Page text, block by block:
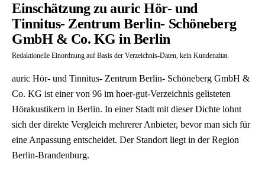
Einschätzung zu auric Hör- und
Tinnitus- Zentrum Berlin- Schöneberg
GmbH & Co. KG in Berlin
Redaktionelle Einordnung auf Basis der Verzeichnis-Daten, kein Kundenzitat.
auric Hör- und Tinnitus- Zentrum Berlin- Schöneberg GmbH &
Co. KG ist einer von 96 im hoer-gut-Verzeichnis gelisteten
Hörakustikern in Berlin. In einer Stadt mit dieser Dichte lohnt
sich der direkte Vergleich mehrerer Anbieter, bevor man sich für
eine Anpassung entscheidet. Der Standort liegt in der Region
Berlin-Brandenburg.